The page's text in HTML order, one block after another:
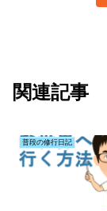
関連記事
普段の修行日記